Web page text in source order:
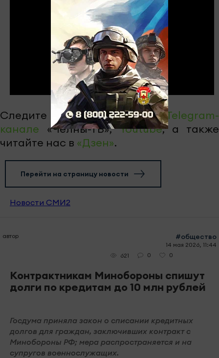
Следите за самым важным вTelegram-
канале «Челны-ТВ»,Youtube, а также
читайте нас в «Дзен».
Перейти на страницу новости
Новости СМИ2
автор #общество
14 мая 2026, 11:44
621
0 0
Контрактникам Минобороны спишут
долги по кредитам до 10 млн рублей
Госдума приняла закон о списании кредитных
долгов для граждан, заключивших контракт с
Минобороны РФ; мера распространяется и на
супругов военнослужащих.